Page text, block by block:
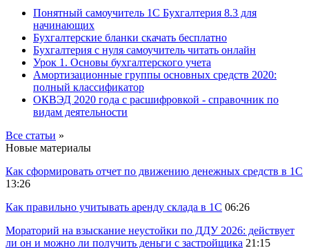
Понятный самоучитель 1С Бухгалтерия 8.3 для
начинающих
Бухгалтерские бланки скачать бесплатно
Бухгалтерия с нуля самоучитель читать онлайн
Урок 1. Основы бухгалтерского учета
Амортизационные группы основных средств 2020:
полный классификатор
ОКВЭД 2020 года с расшифровкой - справочник по
видам деятельности
Все статьи »
Новые материалы
Как сформировать отчет по движению денежных средств в 1С
13:26
Как правильно учитывать аренду склада в 1С 06:26
Мораторий на взыскание неустойки по ДДУ 2026: действует
ли он и можно ли получить деньги с застройщика 21:15